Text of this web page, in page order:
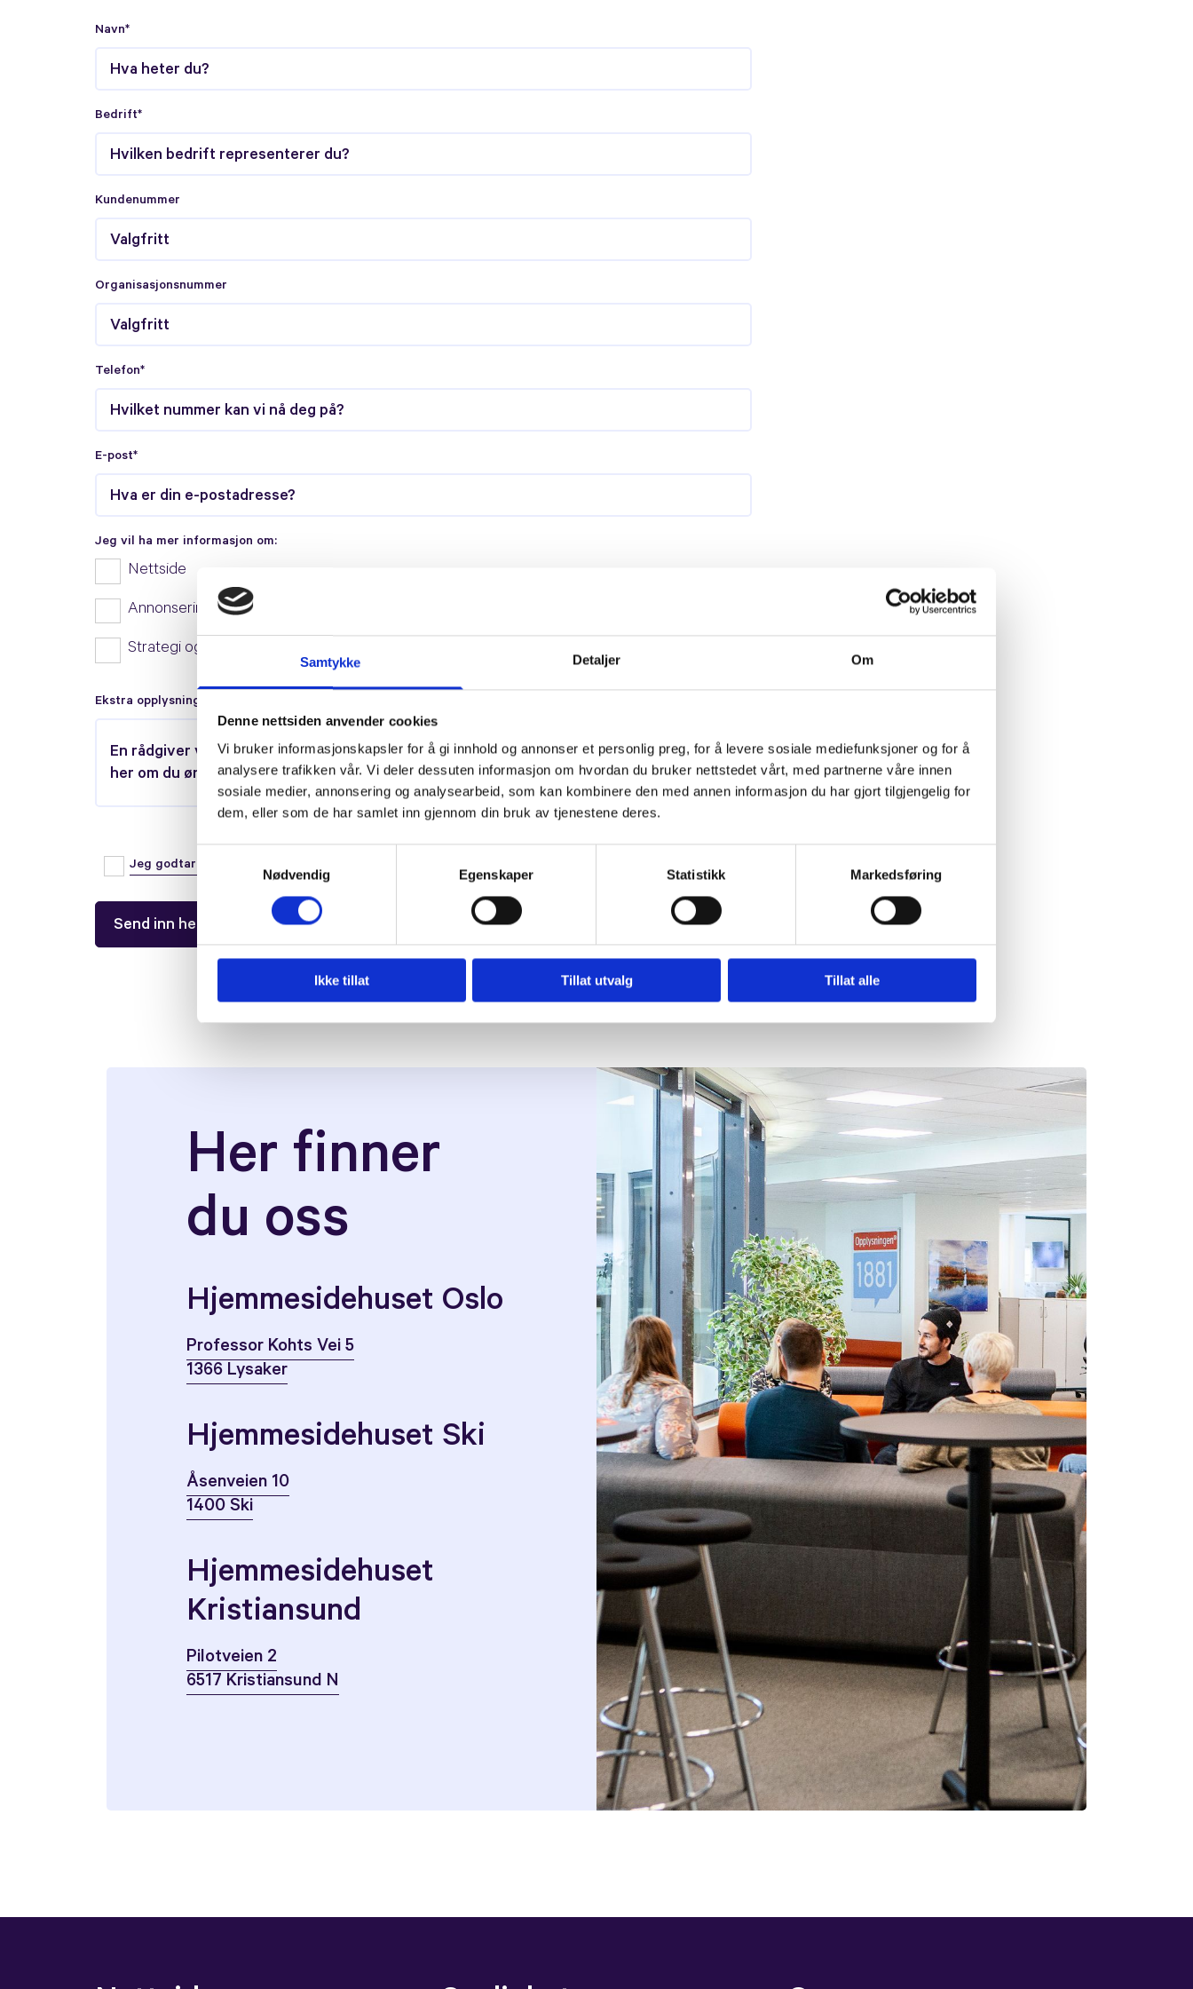
Samtykke Detaljer Om
Denne nettsiden anvender cookies
Vi bruker informasjonskapsler for å gi innhold og annonser et personlig preg, for å levere sosiale mediefunksjoner og for å
analysere trafikken vår. Vi deler dessuten informasjon om hvordan du bruker nettstedet vårt, med partnerne våre innen
sosiale medier, annonsering og analysearbeid, som kan kombinere den med annen informasjon du har gjort tilgjengelig for
dem, eller som de har samlet inn gjennom din bruk av tjenestene deres.
Nødvendig
Egenskaper Statistikk Markedsføring
Ikke tillat Tillat utvalg Tillat alle
Navn*
Bedrift*
Kundenummer
Organisasjonsnummer
Telefon*
E-post*
Jeg vil ha mer informasjon om:
Nettside
Annonsering (Google Bedriftsprofil, Google Ads)
Strategi og rådgivning innen markedsføring
Ekstra opplysninger
Jeg godtar at Hjemmesidehuset lagrer mine opplysninger*
Her finner
du oss
Hjemmesidehuset Oslo
Professor Kohts Vei 5
1366 Lysaker
Hjemmesidehuset Ski
Åsenveien 10
1400 Ski
Hjemmesidehuset
Kristiansund
Pilotveien 2
6517 Kristiansund N